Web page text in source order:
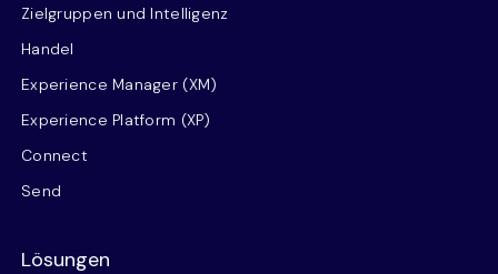
Zielgruppen und Intelligenz
Handel
Experience Manager (XM)
Experience Platform (XP)
Connect
Send
Lösungen